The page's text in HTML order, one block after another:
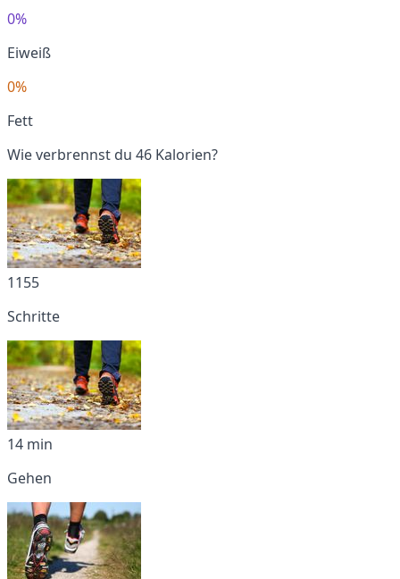
0%
Eiweiß
0%
Fett
Wie verbrennst du 46 Kalorien?
1155
Schritte
14 min
Gehen